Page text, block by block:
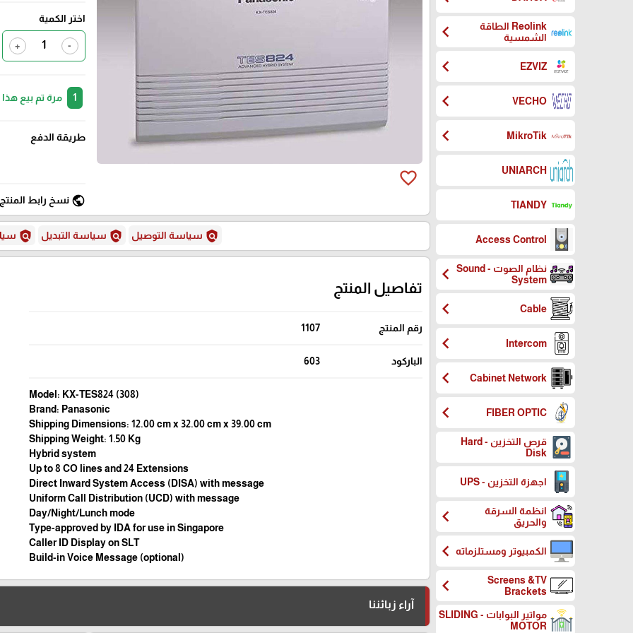
Reolink الطاقة
الشمسية
chevron_left
EZVIZ
chevron_left
VECHO
chevron_left
MikroTik
chevron_left
UNIARCH
TIANDY
Access Control
نظام الصوت - Sound
System
chevron_left
Cable
chevron_left
Intercom
chevron_left
Cabinet Network
chevron_left
FIBER OPTIC
chevron_left
قرص التخزين - Hard
Disk
اجهزة التخزين - UPS
انظمة السرقة
والحريق
chevron_left
الكمبيوتر ومستلزماتهchevron_left
Screens &TV
Brackets
chevron_left
مواتير البوابات - SLIDING
MOTOR
favorite_border
اختر الكمية
-
+
مرة تم بيع
طريقة الدفع
public نسخ رابط المنتج
policy سياسة التوصيل policy سياسة التبديل policy
تفاصيل المنتج
رقم المنتج 1107
الباركود 603
Model: KX-TES824 (308)
Brand: Panasonic
Shipping Dimensions: 12.00 cm x 32.00 cm x 39.00 cm
Shipping Weight: 1.50 Kg
Hybrid system
Up to 8 CO lines and 24 Extensions
Direct Inward System Access (DISA) with message
Uniform Call Distribution (UCD) with message
Day/Night/Lunch mode
Type-approved by IDA for use in Singapore
Caller ID Display on SLT
Build-in Voice Message (optional)
آراء زبائننا